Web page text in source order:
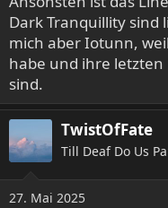
Dark Tranquillity sind
mich aber Iotunn,
habe und ihre letzten
sind.
TwistOfFate
Till Deaf Do Us
27. Mai 2025